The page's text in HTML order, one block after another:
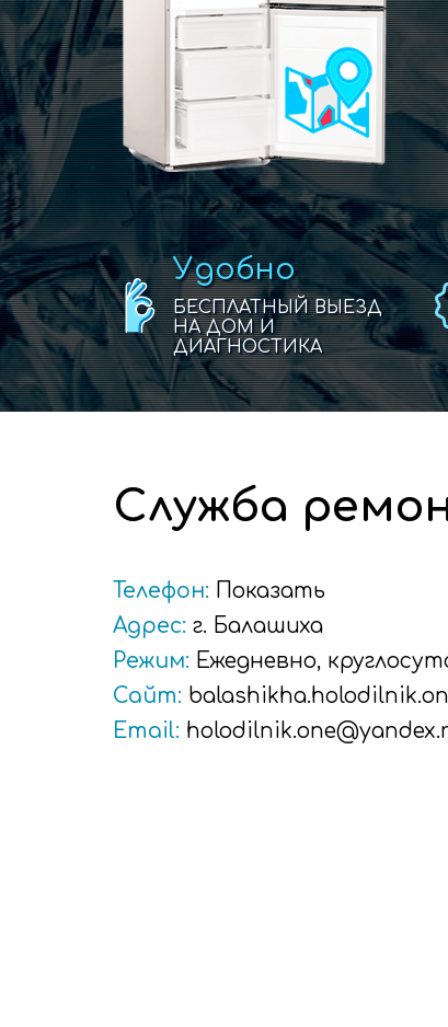
Удобно
БЕСПЛАТНЫЙ ВЫЕЗД
НА ДОМ И
ДИАГНОСТИКА
Служба
Телефон: Показать
Адрес: г. Балашиха
Режим: Ежедневно,
Сайт:
Email: